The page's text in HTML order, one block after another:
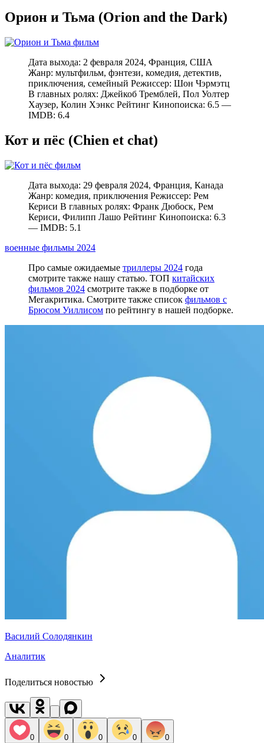
Орион и Тьма (Orion and the Dark)
Дата выхода: 2 февраля 2024, Франция, США
Жанр: мультфильм, фэнтези, комедия, детектив,
приключения, семейный Режиссер: Шон Чэрмэтц
В главных ролях: Джейкоб Тремблей, Пол Уолтер
Хаузер, Колин Хэнкс Рейтинг Кинопоиска: 6.5 —
IMDB: 6.4
Кот и пёс (Chien et chat)
Дата выхода: 29 февраля 2024, Франция, Канада
Жанр: комедия, приключения Режиссер: Рем
Кериси В главных ролях: Франк Дюбоск, Рем
Кериси, Филипп Лашо Рейтинг Кинопоиска: 6.3
— IMDB: 5.1
военные фильмы 2024
Про самые ожидаемые триллеры 2024 года
смотрите также нашу статью. ТОП китайских
фильмов 2024 смотрите также в подборке от
Мегакритика. Смотрите также список фильмов с
Брюсом Уиллисом по рейтингу в нашей подборке.
Василий Солодянкин
Аналитик
Поделиться новостью
0 0 0 0 0